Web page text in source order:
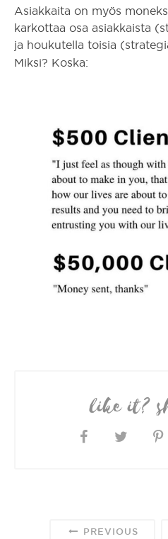
Asiakkaita on myös
karkottaa osa asiakkaista
ja houkutella toisia
Miksi? Koska:
like it?
PREVIOUS